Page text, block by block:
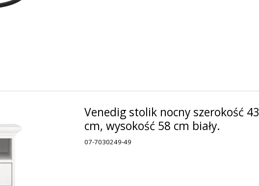
Venedig stolik nocny szerokość 43
cm, wysokość 58 cm biały.
07-7030249-49